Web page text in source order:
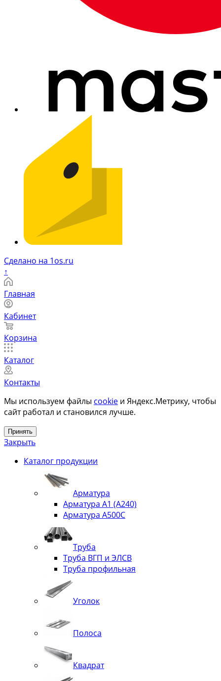
Сделано на 1os.ru
↑
Главная
Кабинет
Корзина
Каталог
Контакты
Мы используем файлы cookie и Яндекс.Метрику, чтобы
сайт работал и становился лучше.
Принять
Закрыть
Каталог продукции
Арматура
Арматура А1 (А240)
Арматура А500С
Труба
Труба ВГП и ЭЛСВ
Труба профильная
Уголок
Полоса
Квадрат